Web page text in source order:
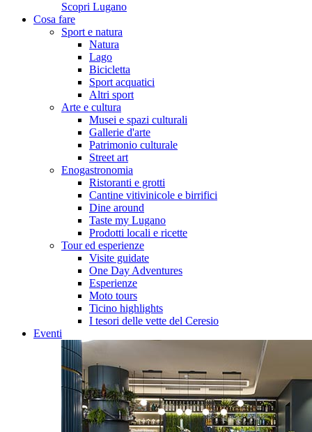
Scopri Lugano
Cosa fare
Sport e natura
Natura
Lago
Bicicletta
Sport acquatici
Altri sport
Arte e cultura
Musei e spazi culturali
Gallerie d'arte
Patrimonio culturale
Street art
Enogastronomia
Ristoranti e grotti
Cantine vitivinicole e birrifici
Dine around
Taste my Lugano
Prodotti locali e ricette
Tour ed esperienze
Visite guidate
One Day Adventures
Esperienze
Moto tours
Ticino highlights
I tesori delle vette del Ceresio
Eventi